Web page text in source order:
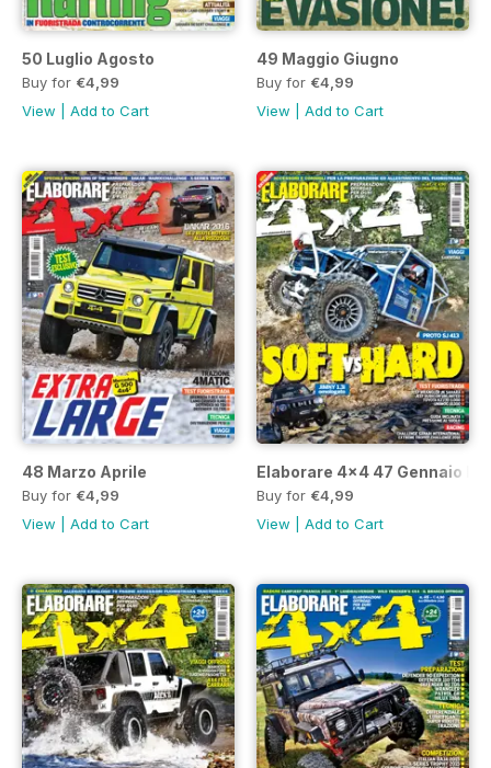
50 Luglio Agosto
Buy for €4,99
View
Add to Cart
49 Maggio Giugno
Buy for €4,99
View
Add to Cart
48 Marzo Aprile
Buy for €4,99
View
Add to Cart
Elaborare 4x4 47 Gennaio
Buy for €4,99
View
Add to Cart